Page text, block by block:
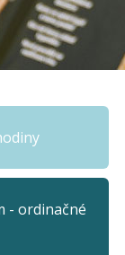
- ordinačné